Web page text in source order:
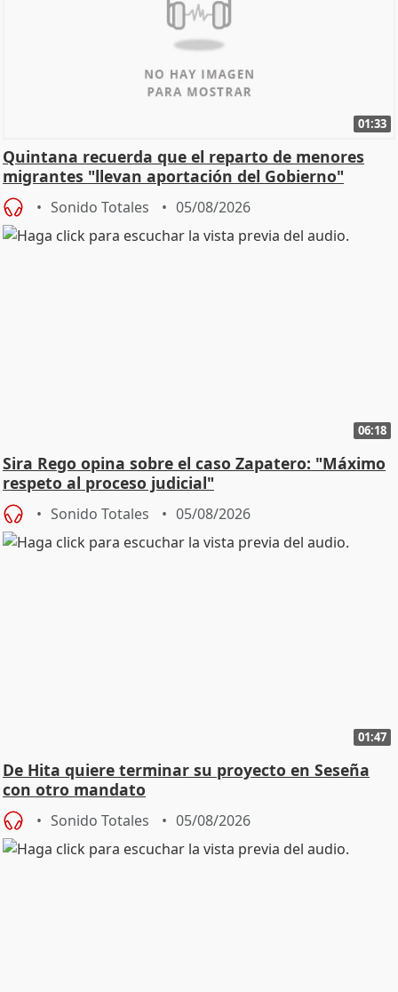
01:33
Quintana recuerda que el reparto de menores
migrantes "llevan aportación del Gobierno"
central
Sonido Totales 05/08/2026
06:18
Sira Rego opina sobre el caso Zapatero: "Máximo
respeto al proceso judicial"
Sonido Totales 05/08/2026
01:47
De Hita quiere terminar su proyecto en Seseña
con otro mandato
Sonido Totales 05/08/2026